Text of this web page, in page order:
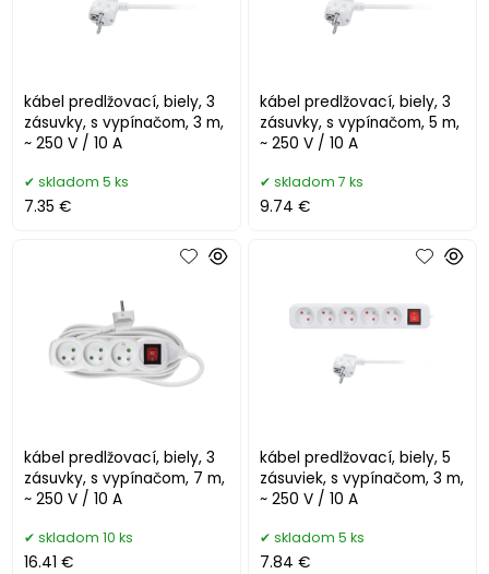
kábel predlžovací, biely, 3
zásuvky, s vypínačom, 3 m,
~ 250 V / 10 A
skladom 5 ks
7.35 €
kábel predlžovací, biely, 3
zásuvky, s vypínačom, 5 m,
~ 250 V / 10 A
skladom 7 ks
9.74 €
kábel predlžovací, biely, 3
zásuvky, s vypínačom, 7 m,
~ 250 V / 10 A
skladom 10 ks
16.41 €
kábel predlžovací, biely, 5
zásuviek, s vypínačom, 3 m,
~ 250 V / 10 A
skladom 5 ks
7.84 €